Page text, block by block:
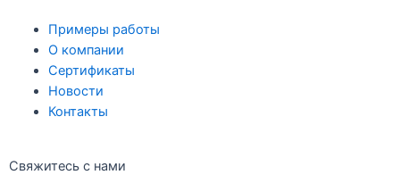
Примеры работы
О компании
Сертификаты
Новости
Контакты
Свяжитесь с нами